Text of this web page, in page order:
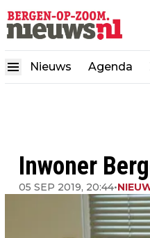
Nieuws Agenda
Inwoner
05 SEP 2019, 20:44•